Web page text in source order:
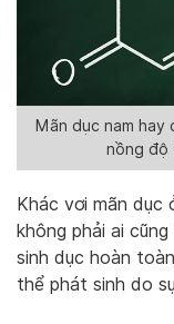
Mãn dục nam hay
nồng độ
Khác vơi mãn dục
không phải ai
sinh dục hoàn
thể phát sinh do